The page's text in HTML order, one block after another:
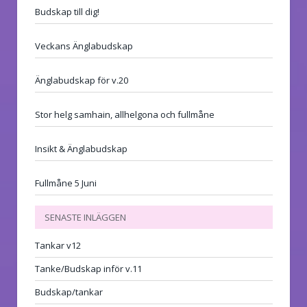
Budskap till dig!
Veckans Änglabudskap
Änglabudskap för v.20
Stor helg samhain, allhelgona och fullmåne
Insikt & Änglabudskap
Fullmåne 5 Juni
SENASTE INLÄGGEN
Tankar v12
Tanke/Budskap inför v.11
Budskap/tankar